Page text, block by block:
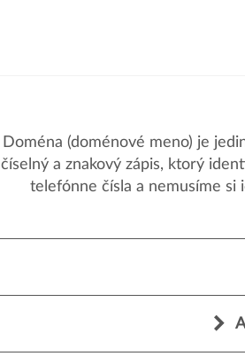
Doména (doménové meno) je
číselný a znakový zápis, ktorý
telefónne čísla a nemusíme si